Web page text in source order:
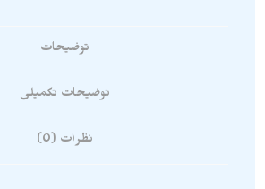
توضیحات
توضیحات تکمیلی
نظرات (0)